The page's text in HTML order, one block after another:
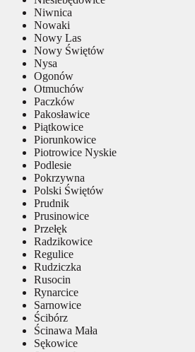
Niwnica
Nowaki
Nowy Las
Nowy Świętów
Nysa
Ogonów
Otmuchów
Paczków
Pakosławice
Piątkowice
Piorunkowice
Piotrowice Nyskie
Podlesie
Pokrzywna
Polski Świętów
Prudnik
Prusinowice
Przełęk
Radzikowice
Regulice
Rudziczka
Rusocin
Rynarcice
Sarnowice
Ścibórz
Ścinawa Mała
Sękowice